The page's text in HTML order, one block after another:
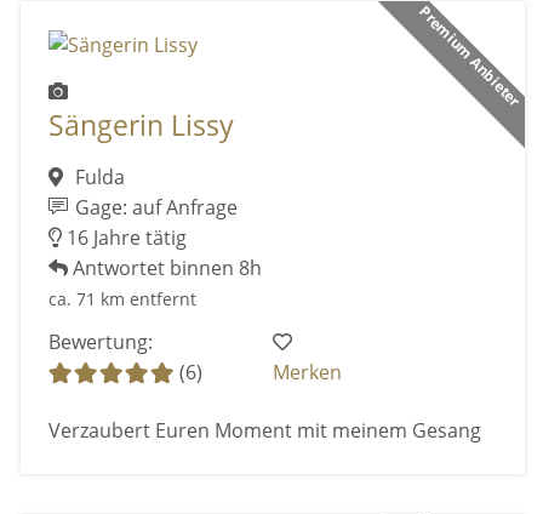
Premium Anbieter
Sängerin Lissy
Fulda
Gage: auf Anfrage
16 Jahre tätig
Antwortet binnen 8h
ca. 71 km entfernt
Bewertung:
(6)
Merken
Verzaubert Euren Moment mit meinem Gesang